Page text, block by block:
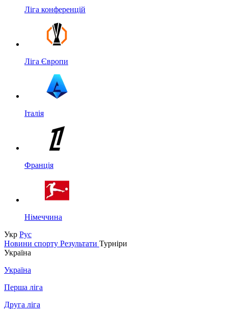
Ліга конференцій
Ліга Європи
Італія
Франція
Німеччина
Укр Рус
Новини спорту Результати Турніри
Україна
Україна
Перша ліга
Друга ліга